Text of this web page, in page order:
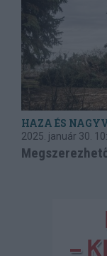
HAZA ÉS
2025. január 30.